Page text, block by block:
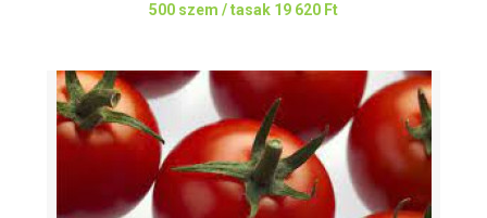
500 szem / tasak 19 620 Ft